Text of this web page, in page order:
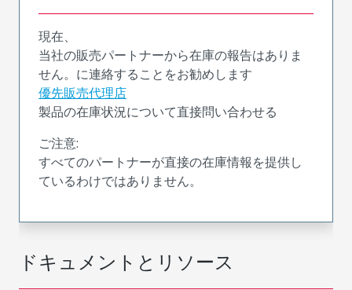
ドキュメントとリソース
現在、
当社の販売パートナーから在庫の報告はありま
せん。に連絡することをお勧めします
優先販売代理店
製品の在庫状況について直接問い合わせる
ご注意:
すべてのパートナーが直接の在庫情報を提供し
ているわけではありません。